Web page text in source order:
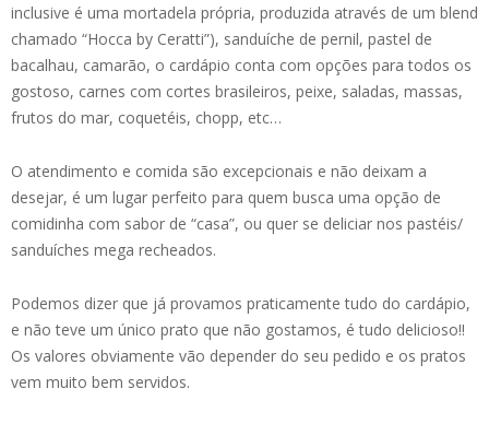
inclusive é uma mortadela própria, produzida através de um blend
chamado “Hocca by Ceratti”), sanduíche de pernil, pastel de
bacalhau, camarão, o cardápio conta com opções para todos os
gostoso, carnes com cortes brasileiros, peixe, saladas, massas,
frutos do mar, coquetéis, chopp, etc…
O atendimento e comida são excepcionais e não deixam a
desejar, é um lugar perfeito para quem busca uma opção de
comidinha com sabor de “casa”, ou quer se deliciar nos pastéis/
sanduíches mega recheados.
Podemos dizer que já provamos praticamente tudo do cardápio,
e não teve um único prato que não gostamos, é tudo delicioso!!
Os valores obviamente vão depender do seu pedido e os pratos
vem muito bem servidos.